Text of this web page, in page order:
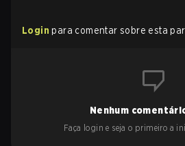
Login para comentar sobre esta
Nenhum
Faça login e seja o primeiro a